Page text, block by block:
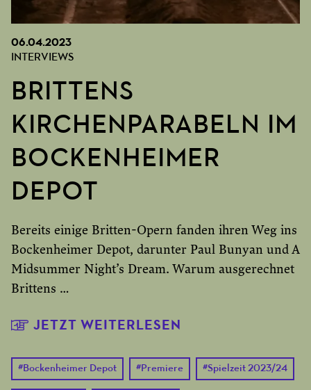
06.04.2023
INTERVIEWS
BRITTENS
KIRCHENPARABELN IM
BOCKENHEIMER
DEPOT
Bereits einige Britten-Opern fanden ihren Weg ins
Bockenheimer Depot, darunter Paul Bunyan und A
Midsummer Night’s Dream. Warum ausgerechnet
Brittens …
JETZT WEITERLESEN
#Bockenheimer Depot #Premiere #Spielzeit 2023/24